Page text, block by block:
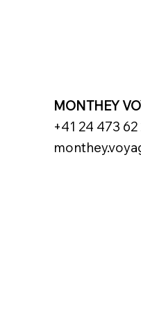
MONTHEY
+41 24 473 62